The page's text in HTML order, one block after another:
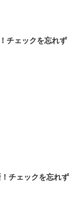
チェックを忘れず
チェックを忘れず